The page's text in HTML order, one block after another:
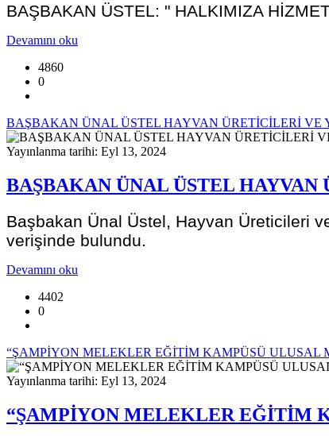
BAŞBAKAN ÜSTEL: " HALKIMIZA
Devamını oku
4860
0
BAŞBAKAN ÜNAL ÜSTEL HAYVAN ÜRETİCİLERİ VE
Yayınlanma tarihi: Eyl 13, 2024
BAŞBAKAN ÜNAL ÜSTEL
Başbakan Ünal Üstel, Hayvan Üreticileri
verişinde bulundu.
Devamını oku
4402
0
“ŞAMPİYON MELEKLER EĞİTİM KAMPÜSÜ
Yayınlanma tarihi: Eyl 13, 2024
“ŞAMPİYON MELEKLER EĞİTİM